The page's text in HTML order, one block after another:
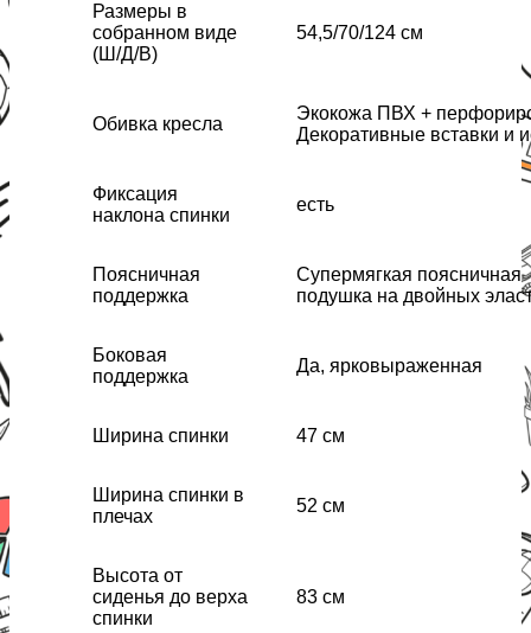
Размеры в
собранном виде
(Ш/Д/В)
54,5/70/124 см
Обивка кресла
Экокожа ПВХ +
Декоративные вставки и
Фиксация
наклона спинки
есть
Поясничная
поддержка
Супермягкая поясничная
подушка на двойных
Боковая
поддержка
Да, ярковыраженная
Ширина спинки 47 см
Ширина спинки в
плечах
52 см
Высота от
сиденья до верха
спинки
83 см